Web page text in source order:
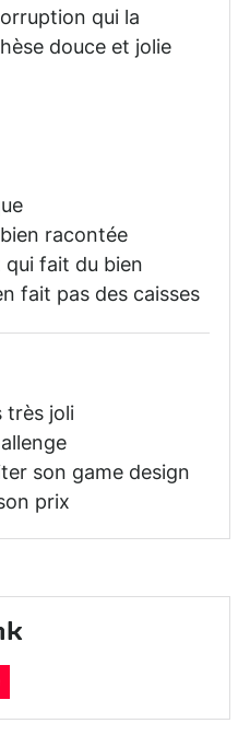
qui la
douce et jolie
racontée
fait du bien
fait pas des caisses
très joli
son game design
prix